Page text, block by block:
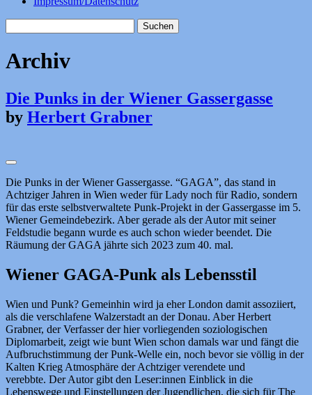
nach:
Archiv
Die Punks in der Wiener Gassergasse
by Herbert Grabner
Die Punks in der Wiener Gassergasse. “GAGA”, das stand in
Achtziger Jahren in Wien weder für Lady noch für Radio, sondern
für das erste selbstverwaltete Punk-Projekt in der Gassergasse im 5.
Wiener Gemeindebezirk. Aber gerade als der Autor mit seiner
Feldstudie begann wurde es auch schon wieder beendet. Die
Räumung der GAGA jährte sich 2023 zum 40. mal.
Wiener GAGA-Punk als Lebensstil
Wien und Punk? Gemeinhin wird ja eher London damit assoziiert,
als die verschlafene Walzerstadt an der Donau. Aber Herbert
Grabner, der Verfasser der hier vorliegenden soziologischen
Diplomarbeit, zeigt wie bunt Wien schon damals war und fängt die
Aufbruchstimmung der Punk-Welle ein, noch bevor sie völlig in der
Kalten Krieg Atmosphäre der Achtziger verendete und
verebbte. Der Autor gibt den Leser:innen Einblick in die
Lebenswege und Einstellungen der Jugendlichen, die sich für The